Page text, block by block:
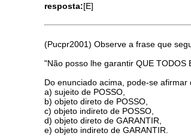
resposta:[E]
(Pucpr2001) Observe a frase que
"Não posso lhe garantir QUE TODOS
Do enunciado acima, pode-se
a) sujeito de POSSO,
b) objeto direto de POSSO,
c) objeto indireto de POSSO,
d) objeto direto de GARANTIR,
e) objeto indireto de GARANTIR.